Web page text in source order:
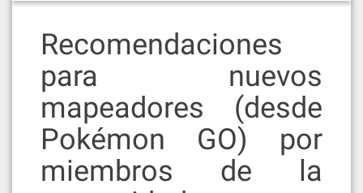
Recomendaciones
para nuevos
mapeadores (desde
Pokémon GO) por
miembros de la